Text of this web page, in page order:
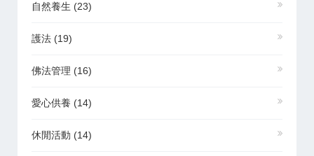
自然養生 (23)
護法 (19)
佛法管理 (16)
愛心供養 (14)
休閒活動 (14)